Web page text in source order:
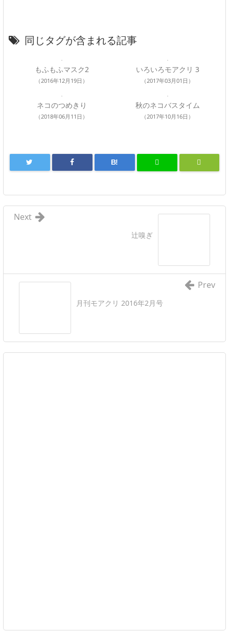
同じタグが含まれる記事
もふもふマスク2
（2016年12月19日）
いろいろモアクリ 3
（2017年03月01日）
ネコのつめきり
（2018年06月11日）
秋のネコバスタイム
（2017年10月16日）
B!
辻嗅ぎ
Next
月刊モアクリ 2016年2月号
Prev